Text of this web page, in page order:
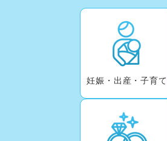
妊娠・出産・子育て